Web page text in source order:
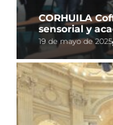
CORHUILA
sensorial y
19 de mayo de 2025